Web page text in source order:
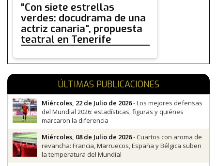
"Con siete estrellas
verdes: docudrama de una
actriz canaria", propuesta
teatral en Tenerife
ÚLTIMAS PUBLICACIONES
Miércoles, 22 de Julio de 2026- Los mejores defensas
del Mundial 2026: estadísticas, figuras y quiénes
marcaron la diferencia
Miércoles, 08 de Julio de 2026- Cuartos con aroma de
revancha: Francia, Marruecos, España y Bélgica suben
la temperatura del Mundial